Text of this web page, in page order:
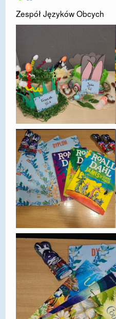
Zespół Języków Obcych